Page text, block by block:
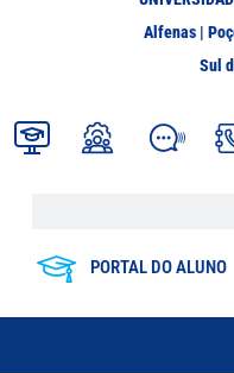
Alfenas |
Sul
PORTAL DO ALUNO